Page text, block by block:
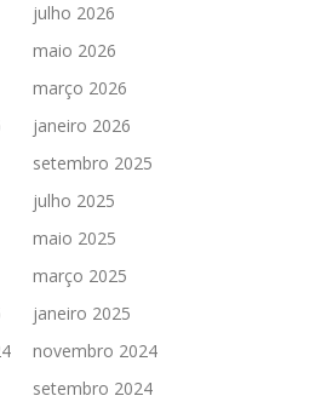
julho 2026
maio 2026
março 2026
janeiro 2026
setembro 2025
julho 2025
maio 2025
março 2025
janeiro 2025
novembro 2024
setembro 2024